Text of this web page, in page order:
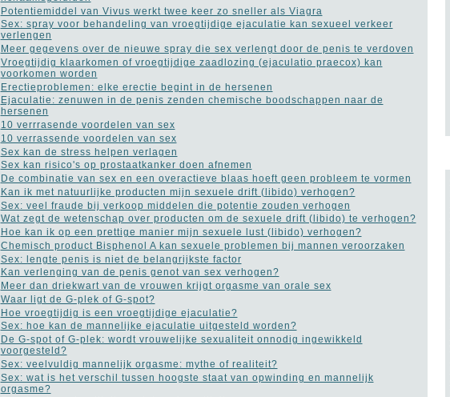
Potentiemiddel van Vivus werkt twee keer zo sneller als Viagra
Sex: spray voor behandeling van vroegtijdige ejaculatie kan sexueel verkeer
verlengen
Meer gegevens over de nieuwe spray die sex verlengt door de penis te verdoven
Vroegtijdig klaarkomen of vroegtijdige zaadlozing (ejaculatio praecox) kan
voorkomen worden
Erectieproblemen: elke erectie begint in de hersenen
Ejaculatie: zenuwen in de penis zenden chemische boodschappen naar de
hersenen
10 verrrasende voordelen van sex
10 verrassende voordelen van sex
Sex kan de stress helpen verlagen
Sex kan risico's op prostaatkanker doen afnemen
De combinatie van sex en een overactieve blaas hoeft geen probleem te vormen
Kan ik met natuurlijke producten mijn sexuele drift (libido) verhogen?
Sex: veel fraude bij verkoop middelen die potentie zouden verhogen
Wat zegt de wetenschap over producten om de sexuele drift (libido) te verhogen?
Hoe kan ik op een prettige manier mijn sexuele lust (libido) verhogen?
Chemisch product Bisphenol A kan sexuele problemen bij mannen veroorzaken
Sex: lengte penis is niet de belangrijkste factor
Kan verlenging van de penis genot van sex verhogen?
Meer dan driekwart van de vrouwen krijgt orgasme van orale sex
Waar ligt de G-plek of G-spot?
Hoe vroegtijdig is een vroegtijdige ejaculatie?
Sex: hoe kan de mannelijke ejaculatie uitgesteld worden?
De G-spot of G-plek: wordt vrouwelijke sexualiteit onnodig ingewikkeld
voorgesteld?
Sex: veelvuldig mannelijk orgasme: mythe of realiteit?
Sex: wat is het verschil tussen hoogste staat van opwinding en mannelijk
orgasme?